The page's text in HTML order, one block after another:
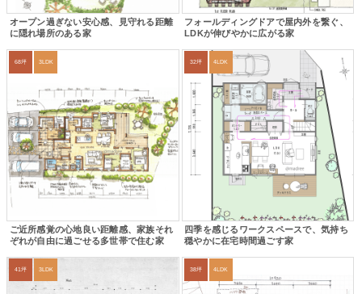
オープン過ぎない安心感、見守れる距離
に隠れ場所のある家
フォールディングドアで屋内外を繋ぐ、
LDKが伸びやかに広がる家
68坪 3LDK
ご近所感覚の心地良い距離感、家族それ
ぞれが自由に過ごせる多世帯で住む家
32坪 4LDK
四季を感じるワークスペースで、気持ち
穏やかに在宅時間過ごす家
41坪 3LDK 38坪 4LDK